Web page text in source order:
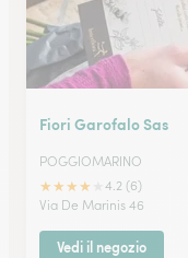
Fiori Garofalo Sas
POGGIOMARINO
★★★★
4.2 (6)
Via De Marinis 46
Vedi il negozio